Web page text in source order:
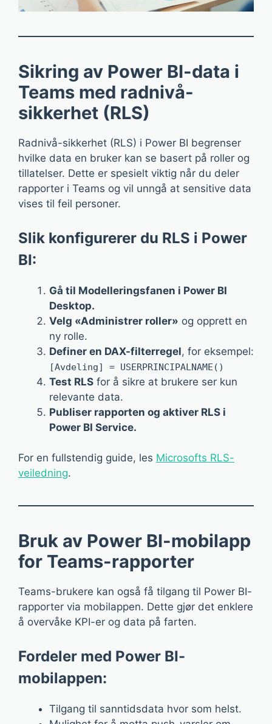
Sikring av Power BI-data i
Teams med radnivå-
sikkerhet (RLS)
Radnivå-sikkerhet (RLS) i Power BI begrenser
hvilke data en bruker kan se basert på roller og
tillatelser. Dette er spesielt viktig når du deler
rapporter i Teams og vil unngå at sensitive data
vises til feil personer.
Slik konfigurerer du RLS i Power
BI:
Gå til Modelleringsfanen i Power BI
Desktop.
Velg «Administrer roller» og opprett en
ny rolle.
Definer en DAX-filterregel, for eksempel:
[Avdeling] = USERPRINCIPALNAME()
Test RLS for å sikre at brukere ser kun
relevante data.
Publiser rapporten og aktiver RLS i
Power BI Service.
For en fullstendig guide, les Microsofts RLS-
veiledning.
Bruk av Power BI-mobilapp
for Teams-rapporter
Teams-brukere kan også få tilgang til Power BI-
rapporter via mobilappen. Dette gjør det enklere
å overvåke KPI-er og data på farten.
Fordeler med Power BI-
mobilappen:
Tilgang til sanntidsdata hvor som helst.